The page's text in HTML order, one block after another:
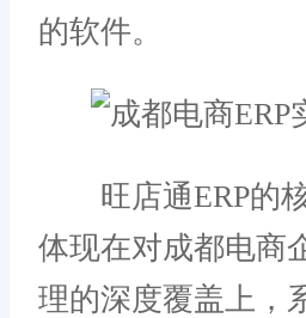
的软件。
旺店通ERP的
体现在对成都电商
理的深度覆盖上，